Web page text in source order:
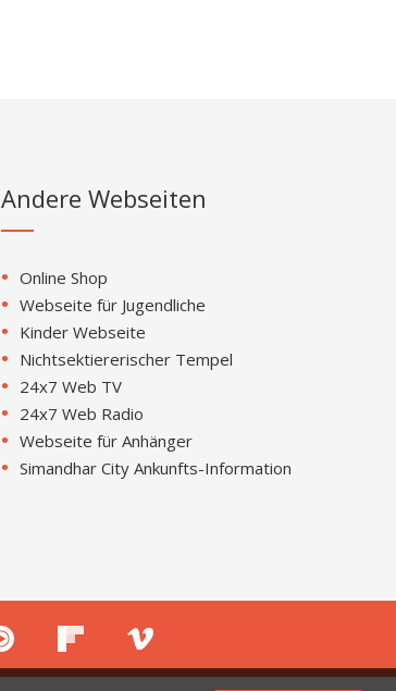
Andere Webseiten
Online Shop
Webseite für Jugendliche
Kinder Webseite
Nichtsektiererischer Tempel
24x7 Web TV
24x7 Web Radio
Webseite für Anhänger
Simandhar City Ankunfts-Information